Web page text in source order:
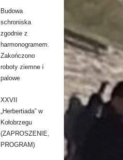
Budowa
schroniska
zgodnie z
harmonogramem.
Zakończono
roboty ziemne i
palowe
XXVII
„Herbertiada” w
Kołobrzegu
(ZAPROSZENIE,
PROGRAM)